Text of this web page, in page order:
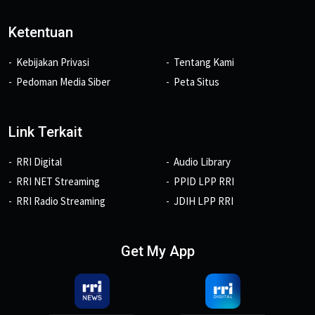
Ketentuan
Kebijakan Privasi
Pedoman Media Siber
Tentang Kami
Peta Situs
Link Terkait
RRI Digital
RRI NET Streaming
RRI Radio Streaming
Audio Library
PPID LPP RRI
JDIH LPP RRI
Get My App